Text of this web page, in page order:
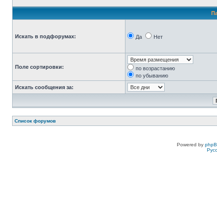
Искать в подфорумах: Да Нет
Поле сортировки:
по возрастанию
по убыванию
Искать сообщения за:
Список форумов
Powered by